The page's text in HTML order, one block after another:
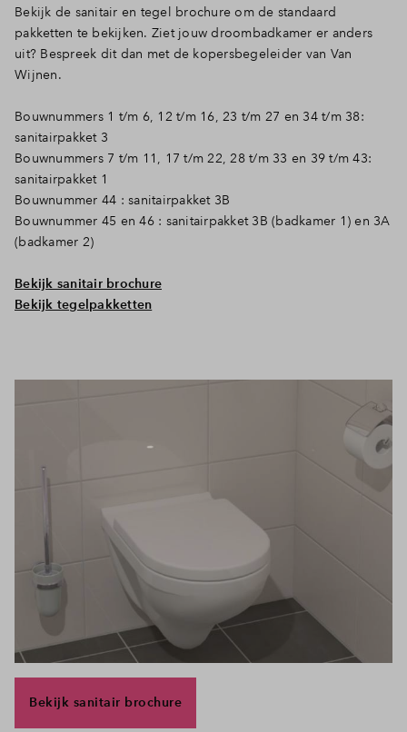
Inloggen
Bekijk de sanitair en tegel brochure om de standaard
pakketten te bekijken. Ziet jouw droombadkamer er anders
uit? Bespreek dit dan met de kopersbegeleider van Van
Wijnen.
Bouwnummers 1 t/m 6, 12 t/m 16, 23 t/m 27 en 34 t/m 38:
sanitairpakket 3
Bouwnummers 7 t/m 11, 17 t/m 22, 28 t/m 33 en 39 t/m 43:
sanitairpakket 1
Bouwnummer 44 : sanitairpakket 3B
Bouwnummer 45 en 46 : sanitairpakket 3B (badkamer 1) en 3A
(badkamer 2)
Bekijk sanitair brochure
Bekijk tegelpakketten
Bekijk sanitair brochure